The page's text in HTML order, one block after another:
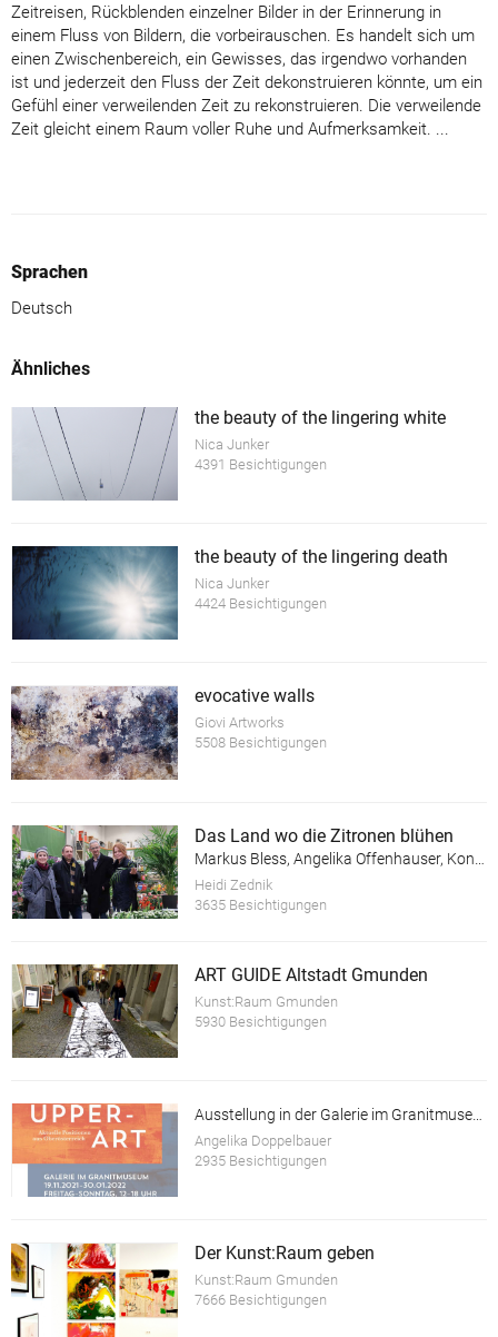
Zeitreisen, Rückblenden einzelner Bilder in der Erinnerung in
einem Fluss von Bildern, die vorbeirauschen. Es handelt sich um
einen Zwischenbereich, ein Gewisses, das irgendwo vorhanden
ist und jederzeit den Fluss der Zeit dekonstruieren könnte, um ein
Gefühl einer verweilenden Zeit zu rekonstruieren. Die verweilende
Zeit gleicht einem Raum voller Ruhe und Aufmerksamkeit. ...
Sprachen
Deutsch
Ähnliches
the beauty of the lingering white
Nica Junker
4391 Besichtigungen
the beauty of the lingering death
Nica Junker
4424 Besichtigungen
evocative walls
Giovi Artworks
5508 Besichtigungen
Das Land wo die Zitronen blühen
Heidi Zednik
3635 Besichtigungen
ART GUIDE Altstadt Gmunden
Kunst:Raum Gmunden
5930 Besichtigungen
Ausstellung in der Galerie im Granitmuseum Schärding
Angelika Doppelbauer
2935 Besichtigungen
Der Kunst:Raum geben
Kunst:Raum Gmunden
7666 Besichtigungen